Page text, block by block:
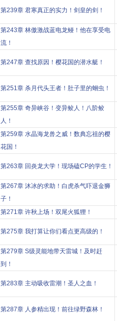
第239章 君寒真正的实力！剑皇的剑！
第243章 林傲激战蓝电龙鳗！他在享受电
流！
第247章 查找原因！樱花国的潜水艇！
第251章 杀月代头王者！肚子里的蛔虫！
第255章 奇异峡谷！变异鲛人！八阶鲛
人！
第259章 水晶海龙兽之威！数典忘祖的樱
花国！
第263章 回炎龙大学！现场磕CP的学生！
第267章 沐冰的求助！白虎杀气吓退金狮
子！
第271章 许秋上场！双尾火狐狸！
第275章 我打算让你们看点更高级的！
第279章 S级灵能地带天雷城！及时赶
到！
第283章 主动吸收雷潮！圣人之血！
第287章 人参精出现！前往绿野森林！